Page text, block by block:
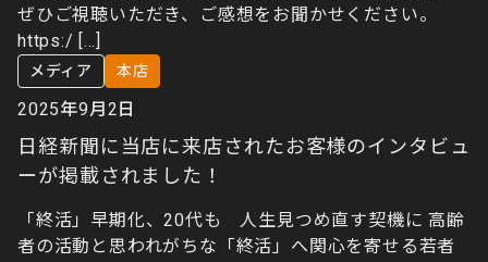
ぜひご視聴いただき、ご感想をお聞かせください。
https:/ […]
メディア 本店
2025年9月2日
日経新聞に当店に来店されたお客様のインタビュ
ーが掲載されました！
「終活」早期化、20代も 人生見つめ直す契機に 高齢
者の活動と思われがちな「終活」へ関心を寄せる若者